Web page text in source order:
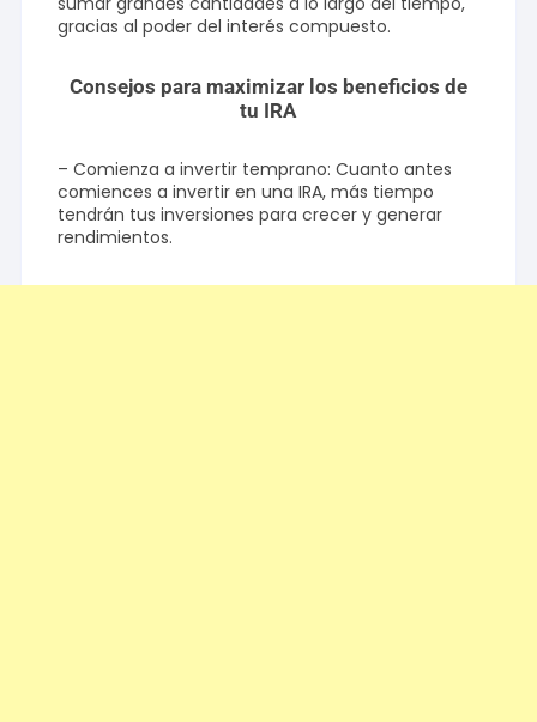
gracias al poder del interés compuesto.
Consejos para maximizar los beneficios de
tu IRA
– Comienza a invertir temprano: Cuanto antes
comiences a invertir en una IRA, más tiempo
tendrán tus inversiones para crecer y generar
rendimientos.